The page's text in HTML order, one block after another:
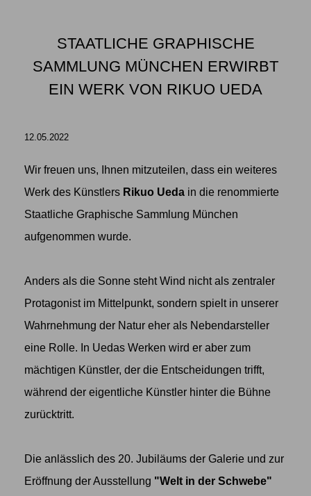
STAATLICHE GRAPHISCHE
SAMMLUNG MÜNCHEN ERWIRBT
EIN WERK VON RIKUO UEDA
12.05.2022
Wir freuen uns, Ihnen mitzuteilen, dass ein weiteres
Werk des Künstlers Rikuo Ueda in die renommierte
Staatliche Graphische Sammlung München
aufgenommen wurde.
Anders als die Sonne steht Wind nicht als zentraler
Protagonist im Mittelpunkt, sondern spielt in unserer
Wahrnehmung der Natur eher als Nebendarsteller
eine Rolle. In Uedas Werken wird er aber zum
mächtigen Künstler, der die Entscheidungen trifft,
während der eigentliche Künstler hinter die Bühne
zurücktritt.
Die anlässlich des 20. Jubiläums der Galerie und zur
Eröffnung der Ausstellung "Welt in der Schwebe"